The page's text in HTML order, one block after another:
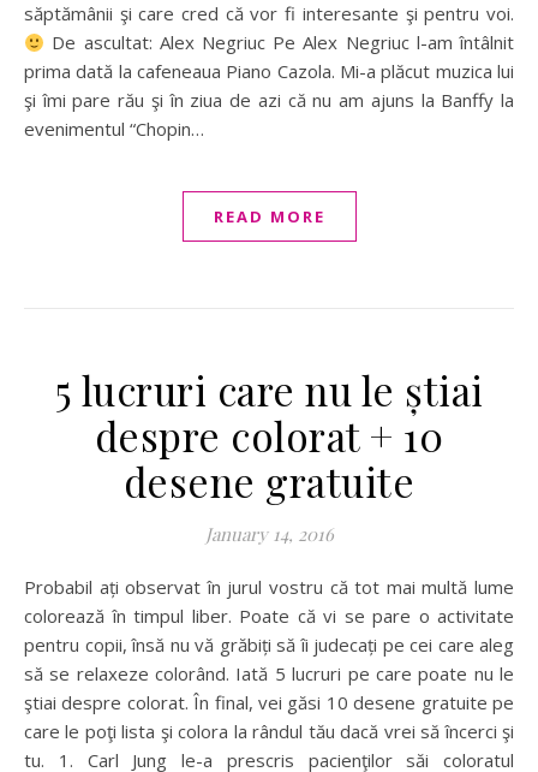
săptămânii şi care cred că vor fi interesante şi pentru voi.
De ascultat: Alex Negriuc Pe Alex Negriuc l-am întâlnit
prima dată la cafeneaua Piano Cazola. Mi-a plăcut muzica lui
şi îmi pare rău şi în ziua de azi că nu am ajuns la Banffy la
evenimentul “Chopin…
READ MORE
5 lucruri care nu le știai
despre colorat + 10
desene gratuite
January 14, 2016
Probabil ați observat în jurul vostru că tot mai multă lume
colorează în timpul liber. Poate că vi se pare o activitate
pentru copii, însă nu vă grăbiți să îi judecați pe cei care aleg
să se relaxeze colorând. Iată 5 lucruri pe care poate nu le
ştiai despre colorat. În final, vei găsi 10 desene gratuite pe
care le poţi lista şi colora la rândul tău dacă vrei să încerci şi
tu. 1. Carl Jung le-a prescris pacienţilor săi coloratul